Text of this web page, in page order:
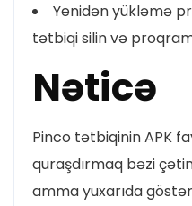
Yenidən yükləmə
tətbiqi silin və
Nəticə
Pinco tətbiqinin APK
quraşdırmaq bəzi
amma yuxarıda